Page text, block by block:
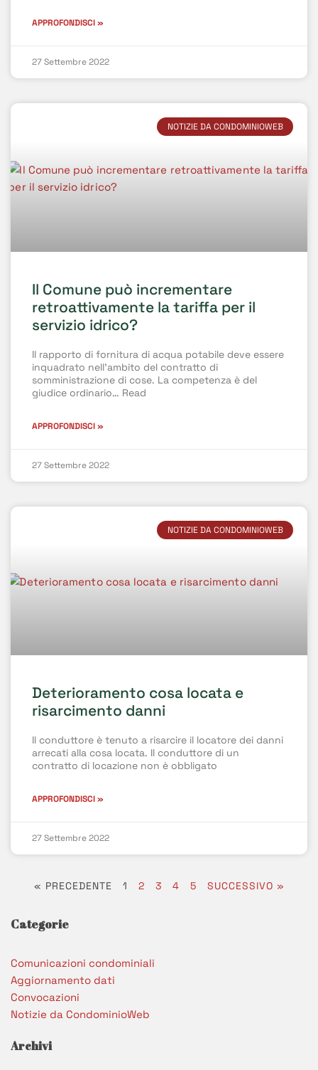
APPROFONDISCI »
27 Settembre 2022
NOTIZIE DA CONDOMINIOWEB
Il Comune può incrementare
retroattivamente la tariffa per il
servizio idrico?
Il rapporto di fornitura di acqua potabile deve essere
inquadrato nell’ambito del contratto di
somministrazione di cose. La competenza è del
giudice ordinario… Read
APPROFONDISCI »
27 Settembre 2022
NOTIZIE DA CONDOMINIOWEB
Deterioramento cosa locata e
risarcimento danni
Il conduttore è tenuto a risarcire il locatore dei danni
arrecati alla cosa locata. Il conduttore di un
contratto di locazione non è obbligato
APPROFONDISCI »
27 Settembre 2022
« PRECEDENTE 1 2 3 4 5 SUCCESSIVO »
Categorie
Comunicazioni condominiali
Aggiornamento dati
Convocazioni
Notizie da CondominioWeb
Archivi